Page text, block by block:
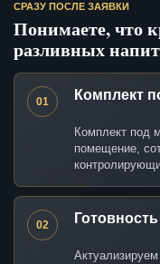
СРАЗУ ПОСЛЕ ЗАЯВКИ
Понимаете, что
разливных
01 Комплект
Комплект под
помещение,
02